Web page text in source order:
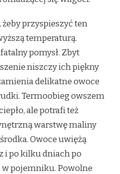
żeby przyspieszyć ten
temperaturą.
pomysł. Zbyt
niszczy ich piękny
delikatne owoce
Termoobieg owszem
ale potrafi też
warstwę maliny
Owoce uwiężą
i po kilku dniach po
pojemniku. Powolne